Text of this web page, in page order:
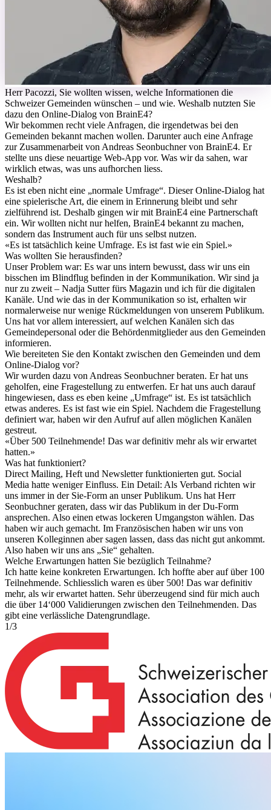
Herr Pacozzi, Sie wollten wissen, welche Informationen die
Schweizer Gemeinden wünschen – und wie. Weshalb nutzten Sie
dazu den Online-Dialog von BrainE4?
Wir bekommen recht viele Anfragen, die irgendetwas bei den
Gemeinden bekannt machen wollen. Darunter auch eine Anfrage
zur Zusammenarbeit von Andreas Seonbuchner von BrainE4. Er
stellte uns diese neuartige Web-App vor. Was wir da sahen, war
wirklich etwas, was uns aufhorchen liess.
Weshalb?
Es ist eben nicht eine „normale Umfrage“. Dieser Online-Dialog hat
eine spielerische Art, die einem in Erinnerung bleibt und sehr
zielführend ist. Deshalb gingen wir mit BrainE4 eine Partnerschaft
ein. Wir wollten nicht nur helfen, BrainE4 bekannt zu machen,
sondern das Instrument auch für uns selbst nutzen.
«Es ist tatsächlich keine Umfrage. Es ist fast wie ein Spiel.»
Was wollten Sie herausfinden?
Unser Problem war: Es war uns intern bewusst, dass wir uns ein
bisschen im Blindflug befinden in der Kommunikation. Wir sind ja
nur zu zweit – Nadja Sutter fürs Magazin und ich für die digitalen
Kanäle. Und wie das in der Kommunikation so ist, erhalten wir
normalerweise nur wenige Rückmeldungen von unserem Publikum.
Uns hat vor allem interessiert, auf welchen Kanälen sich das
Gemeindepersonal oder die Behördenmitglieder aus den Gemeinden
informieren.
Wie bereiteten Sie den Kontakt zwischen den Gemeinden und dem
Online-Dialog vor?
Wir wurden dazu von Andreas Seonbuchner beraten. Er hat uns
geholfen, eine Fragestellung zu entwerfen. Er hat uns auch darauf
hingewiesen, dass es eben keine „Umfrage“ ist. Es ist tatsächlich
etwas anderes. Es ist fast wie ein Spiel. Nachdem die Fragestellung
definiert war, haben wir den Aufruf auf allen möglichen Kanälen
gestreut.
«Über 500 Teilnehmende! Das war definitiv mehr als wir erwartet
hatten.»
Was hat funktioniert?
Direct Mailing, Heft und Newsletter funktionierten gut. Social
Media hatte weniger Einfluss. Ein Detail: Als Verband richten wir
uns immer in der Sie-Form an unser Publikum. Uns hat Herr
Seonbuchner geraten, dass wir das Publikum in der Du-Form
ansprechen. Also einen etwas lockeren Umgangston wählen. Das
haben wir auch gemacht. Im Französischen haben wir uns von
unseren Kolleginnen aber sagen lassen, dass das nicht gut ankommt.
Also haben wir uns ans „Sie“ gehalten.
Welche Erwartungen hatten Sie bezüglich Teilnahme?
Ich hatte keine konkreten Erwartungen. Ich hoffte aber auf über 100
Teilnehmende. Schliesslich waren es über 500! Das war definitiv
mehr, als wir erwartet hatten. Sehr überzeugend sind für mich auch
die über 14‘000 Validierungen zwischen den Teilnehmenden. Das
gibt eine verlässliche Datengrundlage.
1/3